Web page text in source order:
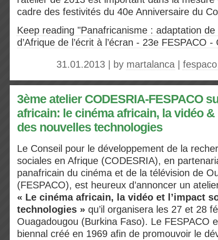
cadre des festivités du 40e Anniversaire du
Keep reading "Panafricanisme : adaptation
d’Afrique de l’écrit à l’écran - 23e FESPACO
31.01.2013 | by martalanca fespaco
3ème atelier CODESRIA-FESPACO
africain: le cinéma africain, la vidéo &
des nouvelles technologies
Le Conseil pour le développement de la
sociales en Afrique (CODESRIA), en
panafricain du cinéma et de la télévision de
(FESPACO), est heureux d’annoncer un
« Le cinéma africain, la vidéo et l’impact
technologies » qu’il organisera les 27 et 28
Ouagadougou (Burkina Faso). Le FESPACO
biennal créé en 1969 afin de promouvoir le